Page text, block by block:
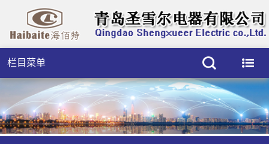
栏目菜单